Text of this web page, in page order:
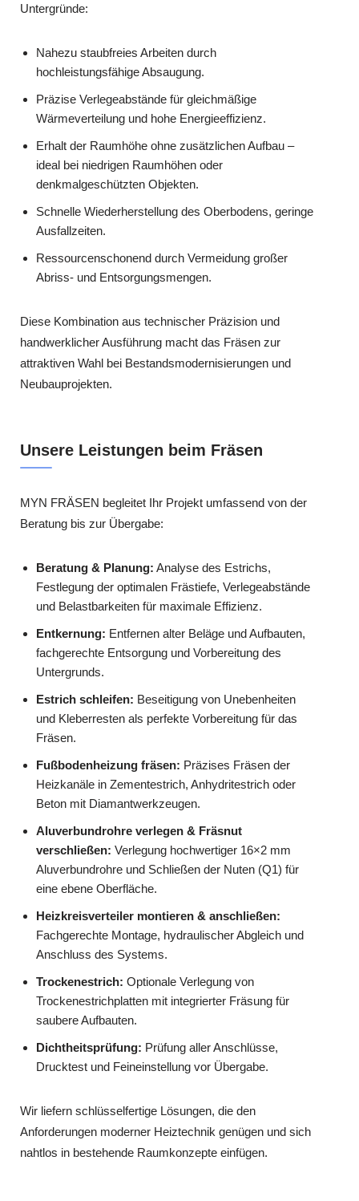
Unsere Leistungen beim Fräsen
MYN FRÄSEN begleitet Ihr Projekt umfassend von der
Beratung bis zur Übergabe:
Beratung & Planung: Analyse des Estrichs,
Festlegung der optimalen Frästiefe, Verlegeabstände
und Belastbarkeiten für maximale Effizienz.
Entkernung: Entfernen alter Beläge und Aufbauten,
fachgerechte Entsorgung und Vorbereitung des
Untergrunds.
Estrich schleifen: Beseitigung von Unebenheiten
und Kleberresten als perfekte Vorbereitung für das
Fräsen.
Fußbodenheizung fräsen: Präzises Fräsen der
Heizkanäle in Zementestrich, Anhydritestrich oder
Beton mit Diamantwerkzeugen.
Aluverbundrohre verlegen & Fräsnut
verschließen: Verlegung hochwertiger 16×2 mm
Aluverbundrohre und Schließen der Nuten (Q1) für
eine ebene Oberfläche.
Heizkreisverteiler montieren & anschließen:
Fachgerechte Montage, hydraulischer Abgleich und
Anschluss des Systems.
Trockenestrich: Optionale Verlegung von
Trockenestrichplatten mit integrierter Fräsung für
saubere Aufbauten.
Dichtheitsprüfung: Prüfung aller Anschlüsse,
Drucktest und Feineinstellung vor Übergabe.
Wir liefern schlüsselfertige Lösungen, die den
Anforderungen moderner Heiztechnik genügen und sich
nahtlos in bestehende Raumkonzepte einfügen.
Untergründe:
Nahezu staubfreies Arbeiten durch
hochleistungsfähige Absaugung.
Präzise Verlegeabstände für gleichmäßige
Wärmeverteilung und hohe Energieeffizienz.
Erhalt der Raumhöhe ohne zusätzlichen Aufbau –
ideal bei niedrigen Raumhöhen oder
denkmalgeschützten Objekten.
Schnelle Wiederherstellung des Oberbodens, geringe
Ausfallzeiten.
Ressourcenschonend durch Vermeidung großer
Abriss- und Entsorgungsmengen.
Diese Kombination aus technischer Präzision und
handwerklicher Ausführung macht das Fräsen zur
attraktiven Wahl bei Bestandsmodernisierungen und
Neubauprojekten.